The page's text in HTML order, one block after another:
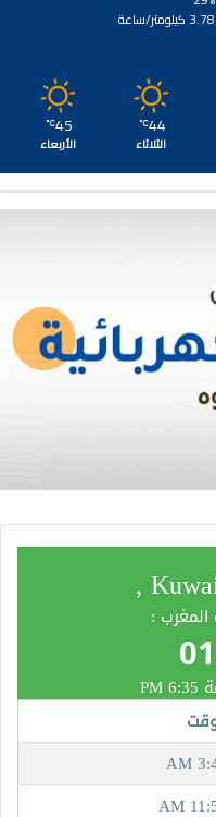
3.78 كيلومتر/ساعة
44
℃
الثلاثاء
45
℃
الأربعاء